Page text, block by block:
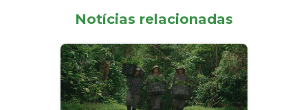
Notícias relacionadas